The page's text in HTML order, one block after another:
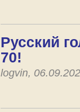
Русский
70!
logvin,